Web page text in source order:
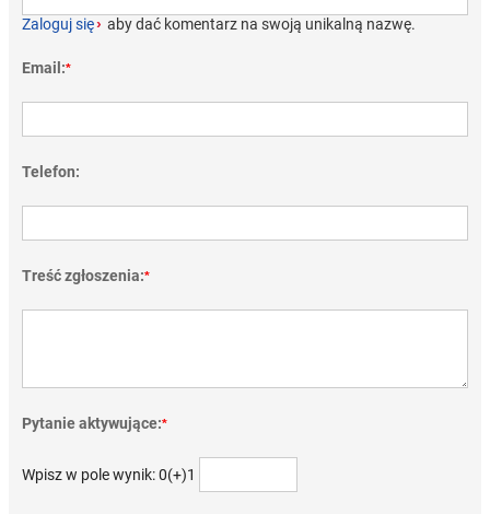
Zaloguj się› aby dać komentarz na swoją unikalną nazwę.
Email:*
Telefon:
Treść zgłoszenia:*
Pytanie aktywujące:*
Wpisz w pole wynik: 0(+)1